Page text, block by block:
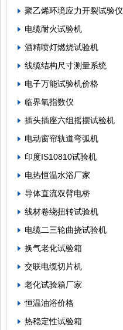
聚乙烯环境应力开裂试验仪
电缆耐火试验机
酒精喷灯燃烧试验机
线缆结构尺寸测量系统
电子万能试验机价格
临界氧指数仪
插头插座六组摇摆试验机
电动窗帘轨道弯弧机
印度IS10810试验机
电热恒温水浴厂家
导体直流双臂电桥
线材卷绕扭转试验机
电缆二三轮曲挠试验机
换气老化试验箱
交联电缆切片机
老化试验箱厂家
恒温油浴价格
热稳定性试验箱